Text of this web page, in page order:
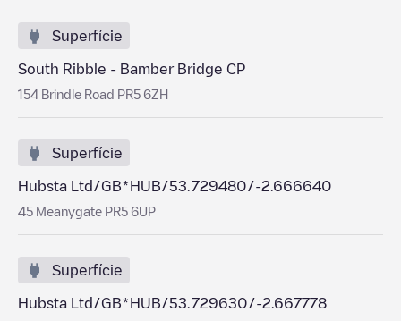
Superfície
South Ribble - Bamber Bridge CP
154 Brindle Road PR5 6ZH
Superfície
Hubsta Ltd/GB*HUB/53.729480/-2.666640
45 Meanygate PR5 6UP
Superfície
Hubsta Ltd/GB*HUB/53.729630/-2.667778